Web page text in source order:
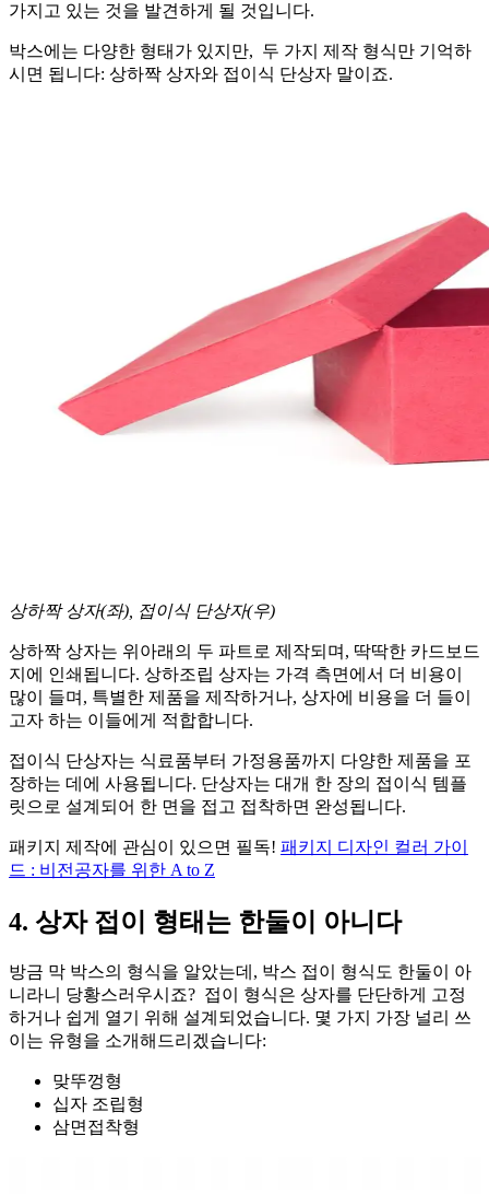
가지고 있는 것을 발견하게 될 것입니다.
박스에는 다양한 형태가 있지만, 두 가지 제작 형식만 기억하
시면 됩니다: 상하짝 상자와 접이식 단상자 말이죠.
상하짝 상자(좌), 접이식 단상자(우)
상하짝 상자는 위아래의 두 파트로 제작되며, 딱딱한 카드보드
지에 인쇄됩니다. 상하조립 상자는 가격 측면에서 더 비용이
많이 들며, 특별한 제품을 제작하거나, 상자에 비용을 더 들이
고자 하는 이들에게 적합합니다.
접이식 단상자는 식료품부터 가정용품까지 다양한 제품을 포
장하는 데에 사용됩니다. 단상자는 대개 한 장의 접이식 템플
릿으로 설계되어 한 면을 접고 접착하면 완성됩니다.
패키지 제작에 관심이 있으면 필독! 패키지 디자인 컬러 가이
드 : 비전공자를 위한 A to Z
4. 상자 접이 형태는 한둘이 아니다
방금 막 박스의 형식을 알았는데, 박스 접이 형식도 한둘이 아
니라니 당황스러우시죠? 접이 형식은 상자를 단단하게 고정
하거나 쉽게 열기 위해 설계되었습니다. 몇 가지 가장 널리 쓰
이는 유형을 소개해드리겠습니다:
맞뚜껑형
십자 조립형
삼면접착형